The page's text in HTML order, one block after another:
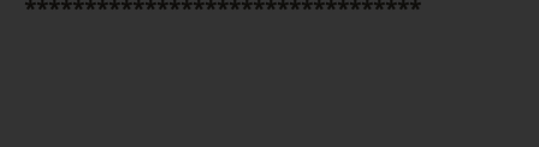
*********************************